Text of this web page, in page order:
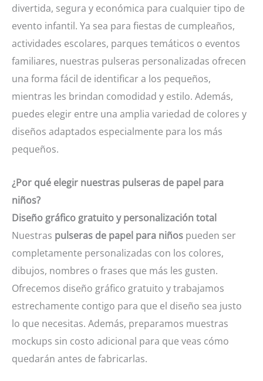
divertida, segura y económica para cualquier tipo de
evento infantil. Ya sea para fiestas de cumpleaños,
actividades escolares, parques temáticos o eventos
familiares, nuestras pulseras personalizadas ofrecen
una forma fácil de identificar a los pequeños,
mientras les brindan comodidad y estilo. Además,
puedes elegir entre una amplia variedad de colores y
diseños adaptados especialmente para los más
pequeños.
¿Por qué elegir nuestras pulseras de papel para
niños?
Diseño gráfico gratuito y personalización total
Nuestras pulseras de papel para niños pueden ser
completamente personalizadas con los colores,
dibujos, nombres o frases que más les gusten.
Ofrecemos diseño gráfico gratuito y trabajamos
estrechamente contigo para que el diseño sea justo
lo que necesitas. Además, preparamos muestras
mockups sin costo adicional para que veas cómo
quedarán antes de fabricarlas.